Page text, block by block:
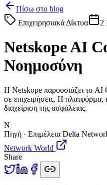
Πίσω στο blog
Επιχειρησιακά Δίκτυα
2
Netskope AI
Νοημοσύνη
Η Netskope παρουσιάζει το AI
σε επιχειρήσεις. Η
διαχείριση της ασφάλειας.
N
Πηγή · Επιμέλεια Delta
Network World
Share